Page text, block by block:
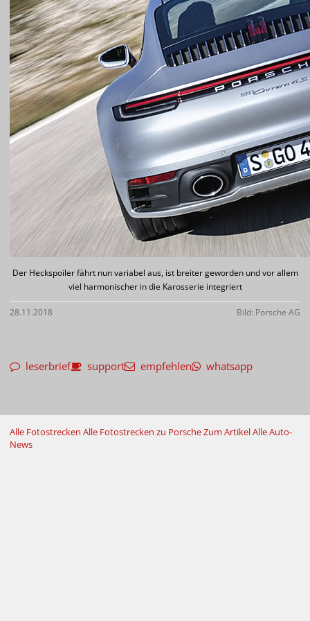
Der Heckspoiler fährt nun variabel aus, ist breiter geworden und vor allem
viel harmonischer in die Karosserie integriert
28.11.2018 Bild: Porsche AG
leserbrief support empfehlen whatsapp
Alle Fotostrecken Alle Fotostrecken zu PorscheZum ArtikelAlle Auto-
News